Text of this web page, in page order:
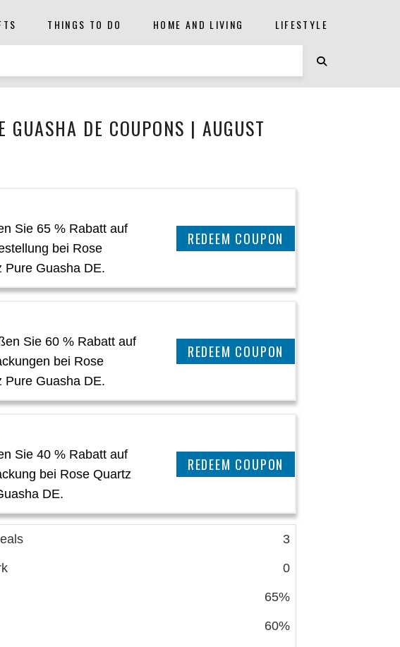
THINGS TO DO HOME AND LIVING LIFESTYLE
GUASHA DE COUPONS | AUGUST
Sie 65 % Rabatt auf
bei Rose
Pure Guasha DE.
CLAIM THIS DEAL
Sie 60 % Rabatt auf
bei Rose
Pure Guasha DE.
CLAIM THIS DEAL
Sie 40 % Rabatt auf
bei Rose Quartz
DE.
CLAIM THIS DEAL
3
0
65%
60%